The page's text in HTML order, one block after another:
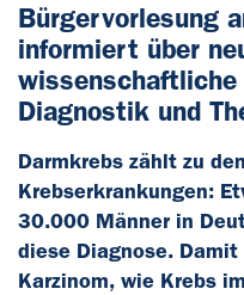
Bürgervorlesung
informiert über
Diagnostik und
Darmkrebs zählt zu
Krebserkrankungen:
30.000 Männer in
diese Diagnose.
Karzinom, wie Krebs